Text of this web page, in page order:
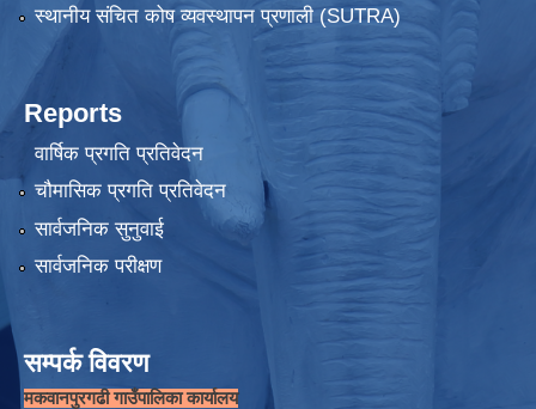
स्थानीय संचित कोष व्यवस्थापन प्रणाली (SUTRA)
Reports
वार्षिक प्रगति प्रतिवेदन
चौमासिक प्रगति प्रतिवेदन
सार्वजनिक सुनुवाई
सार्वजनिक परीक्षण
सम्पर्क विवरण
मकवानपुरगढी गाउँपालिका कार्यालय